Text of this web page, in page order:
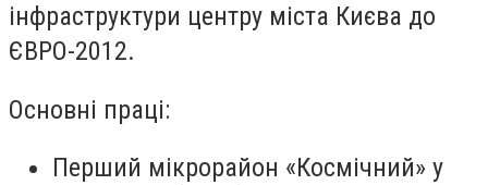
інфраструктури центру міста Києва до
ЄВРО-2012.
Основні праці:
Перший мікрорайон «Космічний» у